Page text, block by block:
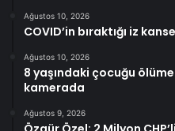
Ağustos 10, 2026
COVID’in bıraktığı iz
Ağustos 10, 2026
8 yaşındaki çocuğu
kamerada
Ağustos 9, 2026